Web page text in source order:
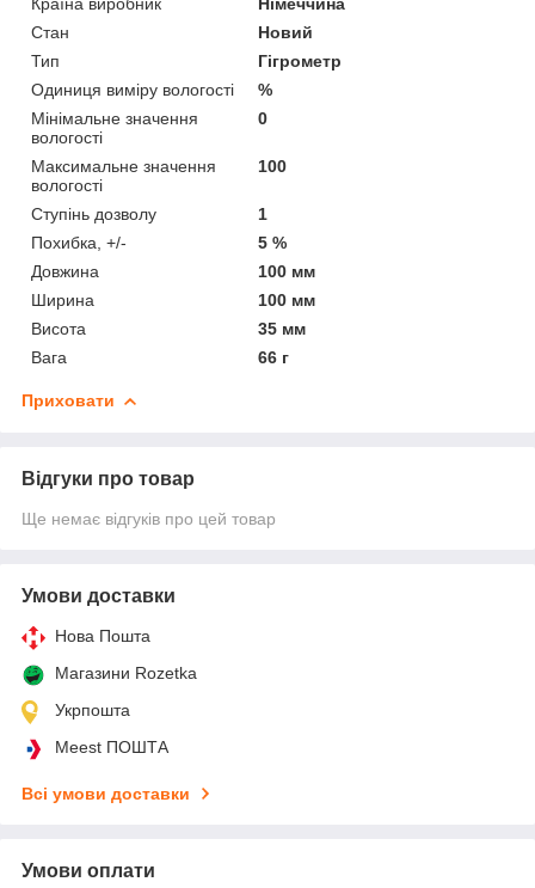
Стан
Новий
Тип
Гігрометр
Одиниця виміру вологості
%
Мінімальне значення
вологості
0
Максимальне значення
вологості
100
Ступінь дозволу
1
Похибка, +/-
5 %
Довжина
100 мм
Ширина
100 мм
Висота
35 мм
Вага
66 г
Приховати
Відгуки про товар
Ще немає відгуків про цей товар
Умови доставки
Нова Пошта
Магазини Rozetka
Укрпошта
Meest ПОШТА
Всі умови доставки
Умови оплати